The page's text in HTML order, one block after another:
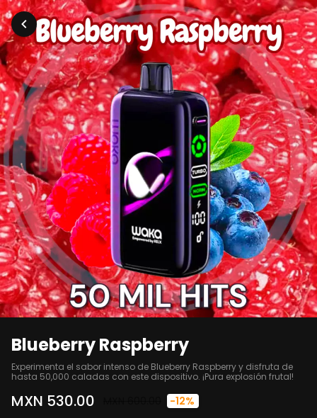
Blueberry Raspberry
Experimenta el sabor intenso de Blueberry Raspberry y disfruta de
hasta 50,000 caladas con este dispositivo. ¡Pura explosión frutal!
MXN 530.00 -12%